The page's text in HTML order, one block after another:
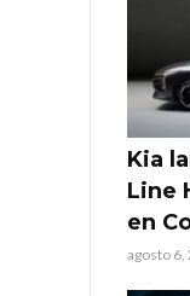
Kia
Line
en
agosto 6,